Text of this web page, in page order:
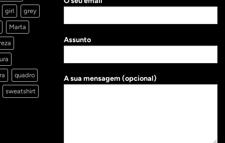
girl grey
Marta
quadro
sweatshirt
Assunto
A sua mensagem (opcional)